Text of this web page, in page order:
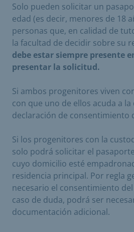
Solo pueden solicitar un
edad (es decir, menores de 18
personas que, en calidad de
la facultad de decidir sobre su
debe estar siempre presente
presentar la solicitud.
Si ambos progenitores viven
con que uno de ellos acuda a la
declaración de
Si los progenitores con la
solo podrá solicitar el
cuyo domicilio esté
residencia principal. Por regla
necesario el consentimiento
caso de duda, podrá ser
documentación adicional.